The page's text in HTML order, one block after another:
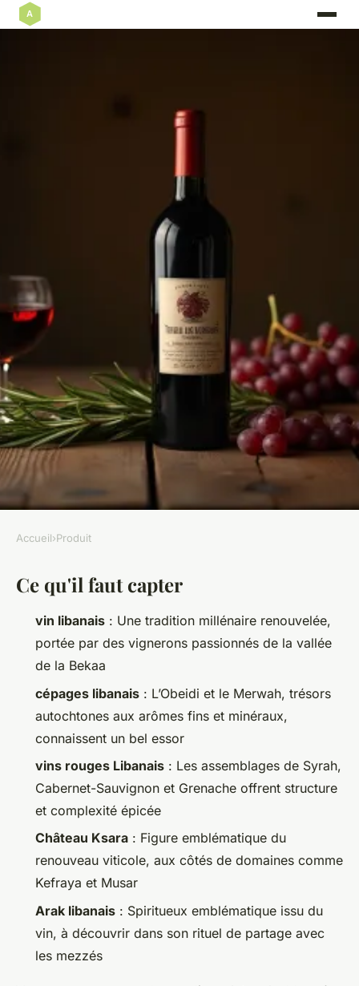
Vin libanais : les cépages et
domaines à découvrir
Amable •13/06/2026 09:01• 8 min de lecture
Accueil›Produit
Ce qu'il faut capter
vin libanais : Une tradition millénaire renouvelée,
portée par des vignerons passionnés de la vallée
de la Bekaa
cépages libanais : L’Obeidi et le Merwah, trésors
autochtones aux arômes fins et minéraux,
connaissent un bel essor
vins rouges Libanais : Les assemblages de Syrah,
Cabernet-Sauvignon et Grenache offrent structure
et complexité épicée
Château Ksara : Figure emblématique du
renouveau viticole, aux côtés de domaines comme
Kefraya et Musar
Arak libanais : Spiritueux emblématique issu du
vin, à découvrir dans son rituel de partage avec
les mezzés